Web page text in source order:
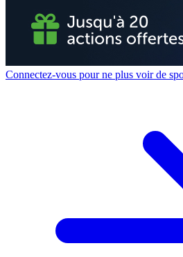
Connectez-vous pour ne plus voir de